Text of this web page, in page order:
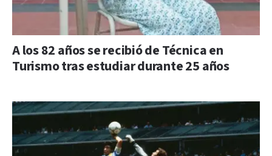
A los 82 años se recibió de Técnica en
Turismo tras estudiar durante 25 años